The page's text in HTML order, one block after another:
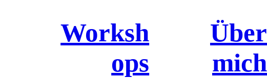
Worksh
ops
Über
mich